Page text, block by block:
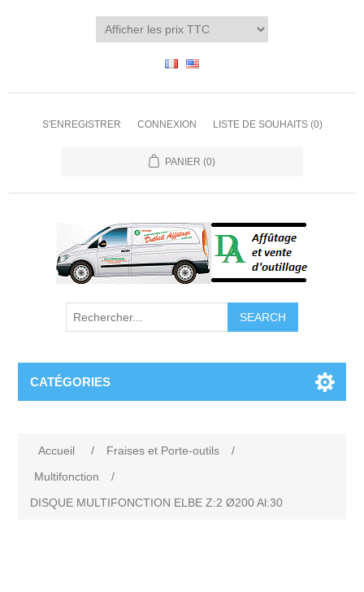
S'ENREGISTRER CONNEXION LISTE DE SOUHAITS (0)
PANIER (0)
CATÉGORIES
Accueil / Fraises et Porte-outils
/
Multifonction
/
DISQUE MULTIFONCTION ELBE Z:2 Ø200 Al:30